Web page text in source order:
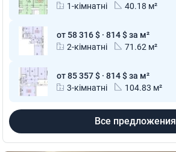
1-кімнатні
40.18 м²
от 58 316 $ · 814 $ за м²
2-кімнатні
71.62 м²
от 85 357 $ · 814 $ за м²
3-кімнатні
104.83 м²
Все предложения